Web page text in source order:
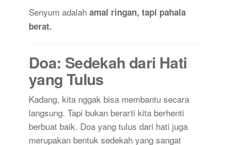
Senyum adalah amal ringan, tapi pahala
berat.
Doa: Sedekah dari Hati
yang Tulus
Kadang, kita nggak bisa membantu secara
langsung. Tapi bukan berarti kita berhenti
berbuat baik. Doa yang tulus dari hati juga
merupakan bentuk sedekah yang sangat